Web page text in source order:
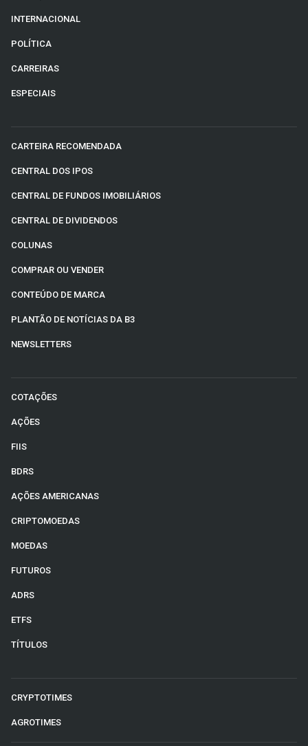
INTERNACIONAL
POLÍTICA
CARREIRAS
ESPECIAIS
CARTEIRA RECOMENDADA
CENTRAL DOS IPOS
CENTRAL DE FUNDOS IMOBILIÁRIOS
CENTRAL DE DIVIDENDOS
COLUNAS
COMPRAR OU VENDER
CONTEÚDO DE MARCA
PLANTÃO DE NOTÍCIAS DA B3
NEWSLETTERS
COTAÇÕES
AÇÕES
FIIS
BDRS
AÇÕES AMERICANAS
CRIPTOMOEDAS
MOEDAS
FUTUROS
ADRS
ETFS
TÍTULOS
CRYPTOTIMES
AGROTIMES